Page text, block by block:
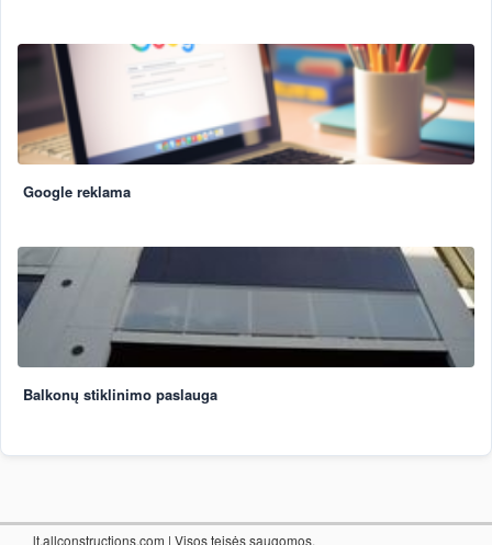
Google reklama
Balkonų stiklinimo paslauga
lt.allconstructions.com | Visos teisės saugomos.